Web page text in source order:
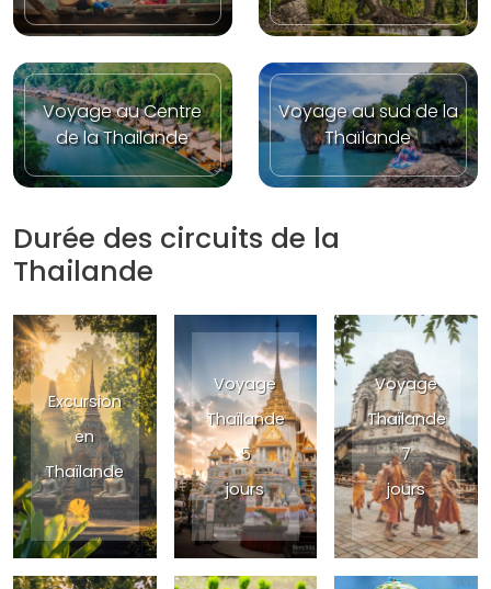
Voyage au Centre
de la Thailande
Voyage au sud de la
Thaïlande
Durée des circuits de la
Thailande
Excursion
en
Thaïlande
Voyage
Thaïlande
5
jours
Voyage
Thaïlande
7
jours